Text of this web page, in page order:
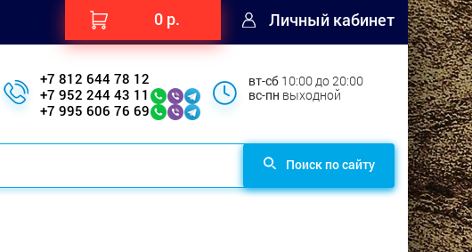
0 р. Личный кабинет
+7 812 644 78 12
+7 952 244 43 11
+7 995 606 76 69
вт-сб 10:00 до 20:00
вс-пн выходной
Поиск по сайту